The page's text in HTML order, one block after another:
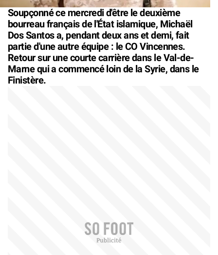
Soupçonné ce mercredi d'être le deuxième
bourreau français de l'État islamique, Michaël
Dos Santos a, pendant deux ans et demi, fait
partie d'une autre équipe : le CO Vincennes.
Retour sur une courte carrière dans le Val-de-
Marne qui a commencé loin de la Syrie, dans le
Finistère.